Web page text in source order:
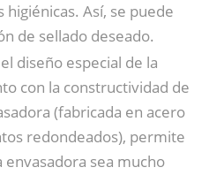
Así, se puede
de sellado deseado.
el diseño especial de la
con la constructividad de
(fabricada en acero
redondeados), permite
envasadora sea mucho